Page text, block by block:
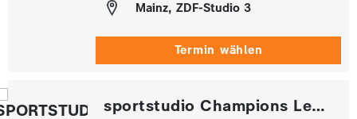
Mainz, ZDF-Studio 3
Termin wählen
sportstudio Champions League